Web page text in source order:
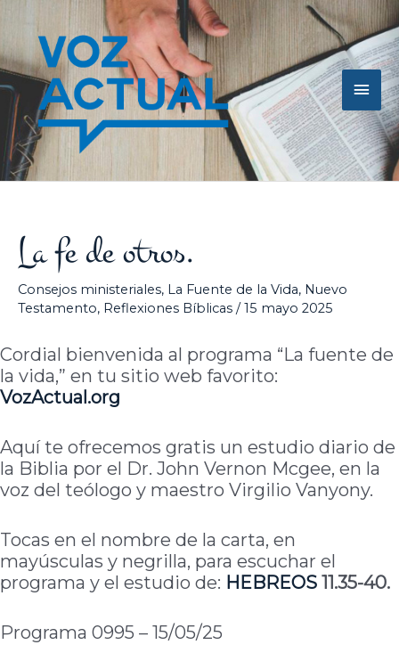
contenido
La fe de otros.
Consejos ministeriales, La Fuente de la Vida, Nuevo
Testamento, Reflexiones Bíblicas /15 mayo 2025
Cordial bienvenida al programa “La fuente de
la vida,” en tu sitio web favorito:
VozActual.org
Aquí te ofrecemos gratis un estudio diario de
la Biblia por el Dr. John Vernon Mcgee, en la
voz del teólogo y maestro Virgilio Vanyony.
Tocas en el nombre de la carta, en
mayúsculas y negrilla, para escuchar el
programa y el estudio de: HEBREOS 11.35-40.
Programa 0995 – 15/05/25